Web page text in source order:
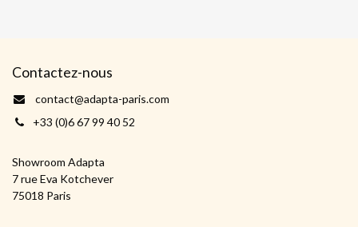
Contactez-nous
contact@adapta-paris.com
+33 (0)6 67 99 40 52
Showroom Adapta
7 rue Eva Kotchever
75018 Paris